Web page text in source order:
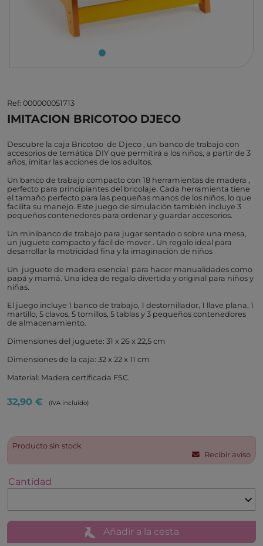
Ref: 000000051713
IMITACION BRICOTOO DJECO
Descubre la caja Bricotoo de Djeco , un banco de trabajo con
accesorios de temática DIY que permitirá a los niños, a partir de 3
años, imitar las acciones de los adultos.
Un banco de trabajo compacto con 18 herramientas de madera ,
perfecto para principiantes del bricolaje. Cada herramienta tiene
el tamaño perfecto para las pequeñas manos de los niños, lo que
facilita su manejo. Este juego de simulación también incluye 3
pequeños contenedores para ordenar y guardar accesorios.
Un minibanco de trabajo para jugar sentado o sobre una mesa,
un juguete compacto y fácil de mover . Un regalo ideal para
desarrollar la motricidad fina y la imaginación de niños
Un juguete de madera esencial para hacer manualidades como
papá y mamá. Una idea de regalo divertida y original para niños y
niñas.
El juego incluye 1 banco de trabajo, 1 destornillador, 1 llave plana, 1
martillo, 5 clavos, 5 tornillos, 5 tablas y 3 pequeños contenedores
de almacenamiento.
Dimensiones del juguete: 31 x 26 x 22,5 cm
Dimensiones de la caja: 32 x 22 x 11 cm
Material: Madera certificada FSC.
32,90 € (IVA incluido)
Producto sin stock
Recibir aviso
Cantidad
Añadir a la cesta